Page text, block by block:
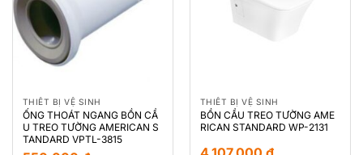
THIẾT BỊ VỆ SINH
ỐNG THOÁT NGANG BỒN CẦ
U TREO TƯỜNG AMERICAN S
TANDARD VPTL-3815
THIẾT BỊ VỆ SINH
BỒN CẦU TREO TƯỜNG AME
RICAN STANDARD WP-2131